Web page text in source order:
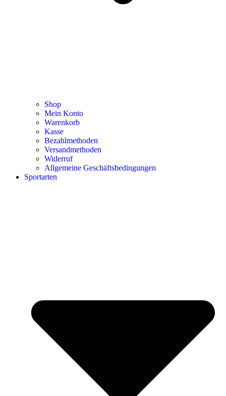
Shop
Mein Konto
Warenkorb
Kasse
Bezahlmethoden
Versandmethoden
Widerruf
Allgemeine Geschäftsbedingungen
Sportarten